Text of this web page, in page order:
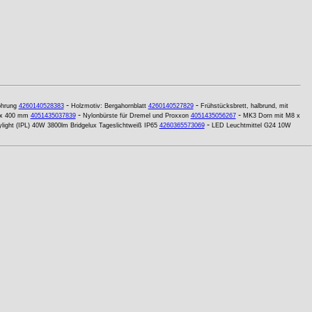
4260140528383- Holzmotiv: Bergahornblatt 4260140527829- Frühstücksbrett, halbrund, mit
400 mm 4051435037839- Nylonbürste für Dremel und Proxxon 4051435056267- MK3 Dorn mit M8 x
(IPL) 40W 3800lm Bridgelux Tageslichtweiß IP65 4260365573069- LED Leuchtmittel G24 10W